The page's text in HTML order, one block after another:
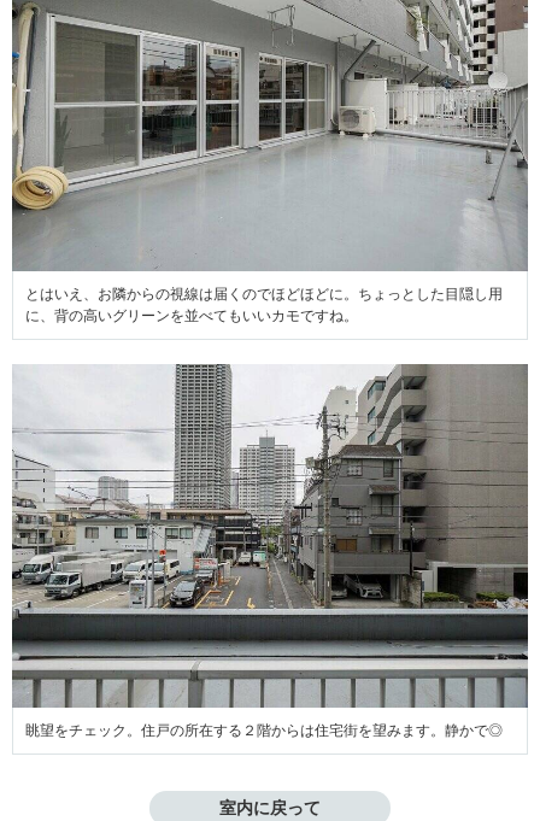
とはいえ、お隣からの視線は届くのでほどほどに。ちょっとした目隠し用
に、背の高いグリーンを並べてもいいカモですね。
眺望をチェック。住戸の所在する２階からは住宅街を望みます。静かで◎
室内に戻って